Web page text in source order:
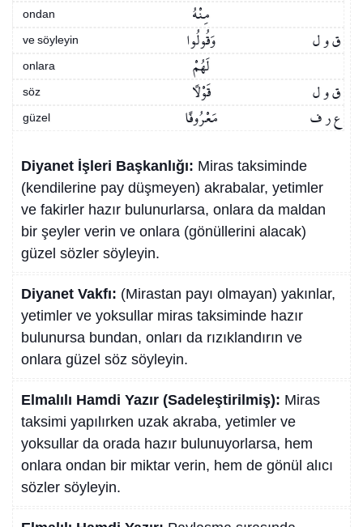
ondan مِنْهُ
ve söyleyin ق و ل وَقُولُوا
onlara لَهُمْ
söz ق و ل قَوْلًا
güzel ع ر ف مَعْرُوفًا
Diyanet İşleri Başkanlığı: Miras taksiminde
(kendilerine pay düşmeyen) akrabalar, yetimler
ve fakirler hazır bulunurlarsa, onlara da maldan
bir şeyler verin ve onlara (gönüllerini alacak)
güzel sözler söyleyin.
Diyanet Vakfı: (Mirastan payı olmayan) yakınlar,
yetimler ve yoksullar miras taksiminde hazır
bulunursa bundan, onları da rızıklandırın ve
onlara güzel söz söyleyin.
Elmalılı Hamdi Yazır (Sadeleştirilmiş): Miras
taksimi yapılırken uzak akraba, yetimler ve
yoksullar da orada hazır bulunuyorlarsa, hem
onlara ondan bir miktar verin, hem de gönül alıcı
sözler söyleyin.